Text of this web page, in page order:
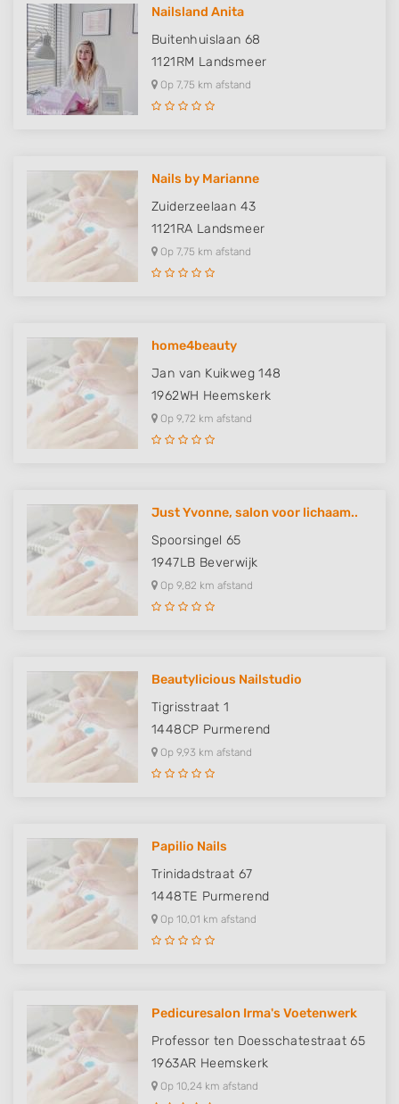
Nailsland Anita
Buitenhuislaan 68
1121RM Landsmeer
Op 7,75 km afstand
Nails by Marianne
Zuiderzeelaan 43
1121RA Landsmeer
Op 7,75 km afstand
home4beauty
Jan van Kuikweg 148
1962WH Heemskerk
Op 9,72 km afstand
Just Yvonne, salon voor lichaam..
Spoorsingel 65
1947LB Beverwijk
Op 9,82 km afstand
Beautylicious Nailstudio
Tigrisstraat 1
1448CP Purmerend
Op 9,93 km afstand
Papilio Nails
Trinidadstraat 67
1448TE Purmerend
Op 10,01 km afstand
Pedicuresalon Irma's Voetenwerk
Professor ten Doesschatestraat 65
1963AR Heemskerk
Op 10,24 km afstand